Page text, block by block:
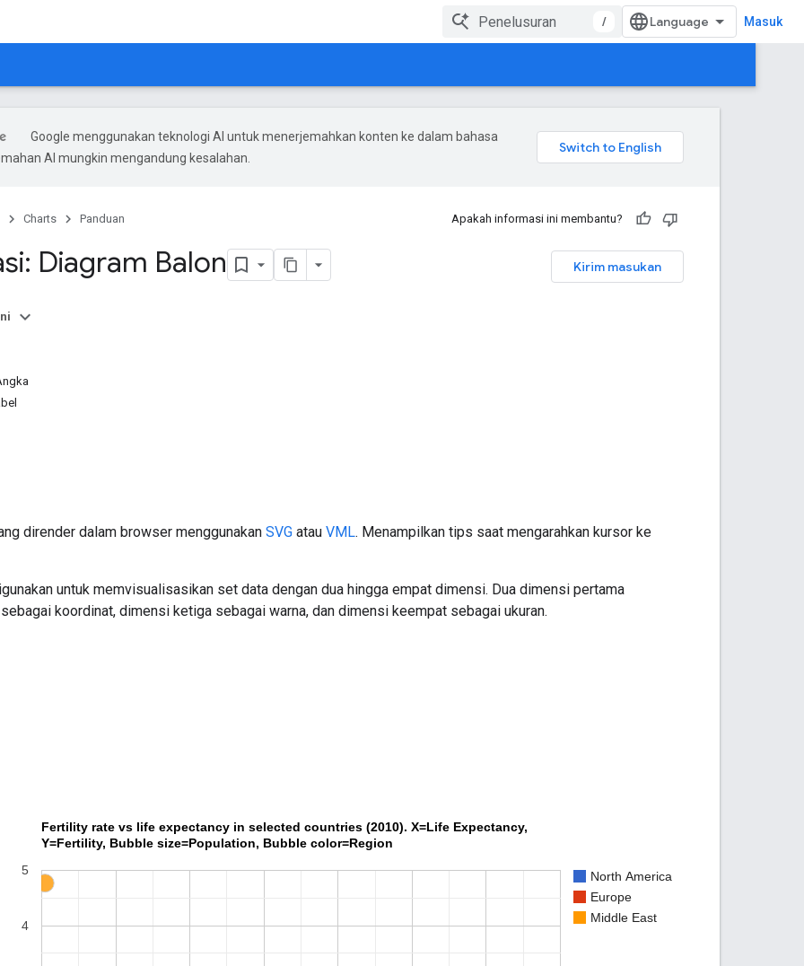
/ Masuk
Google menggunakan teknologi AI untuk menerjemahkan konten ke dalam bahasa
AI mungkin mengandung kesalahan.
Charts Panduan Apakah informasi ini membantu?
Kirim masukan
Diagram Balon
dirender dalam browser menggunakan SVG atau VML. Menampilkan tips saat mengarahkan kursor ke
untuk memvisualisasikan set data dengan dua hingga empat dimensi. Dua dimensi pertama
sebagai koordinat, dimensi ketiga sebagai warna, dan dimensi keempat sebagai ukuran.